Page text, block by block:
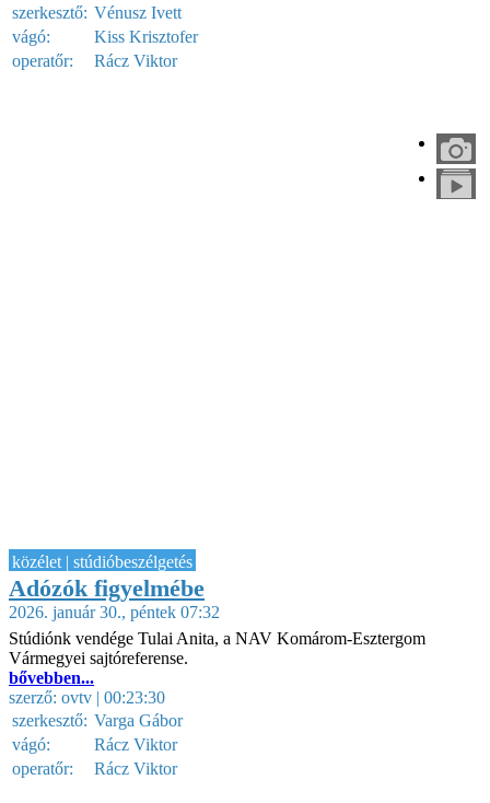
szerkesztő: Vénusz Ivett
vágó:
Kiss Krisztofer
operatőr:
Rácz Viktor
közélet | stúdióbeszélgetés
Adózók figyelmébe
2026. január 30., péntek 07:32
Stúdiónk vendége Tulai Anita, a NAV Komárom-Esztergom
Vármegyei sajtóreferense.
bővebben...
szerző: ovtv | 00:23:30
szerkesztő: Varga Gábor
vágó:
Rácz Viktor
operatőr:
Rácz Viktor